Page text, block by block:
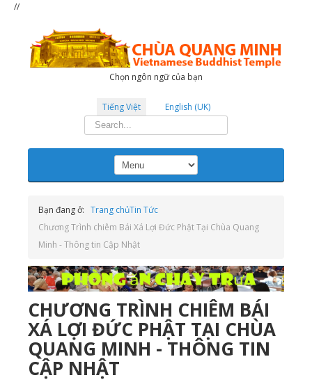
//
Chọn ngôn ngữ của bạn
Tiếng Việt English (UK)
Tìm
kiếm...
Bạn đang ở: Trang chủTin Tức
Chương Trình chiêm Bái Xá Lợi Đức Phật Tại Chùa Quang
Minh - Thông tin Cập Nhật
CHƯƠNG TRÌNH CHIÊM BÁI
XÁ LỢI ĐỨC PHẬT TẠI CHÙA
QUANG MINH - THÔNG TIN
CẬP NHẬT